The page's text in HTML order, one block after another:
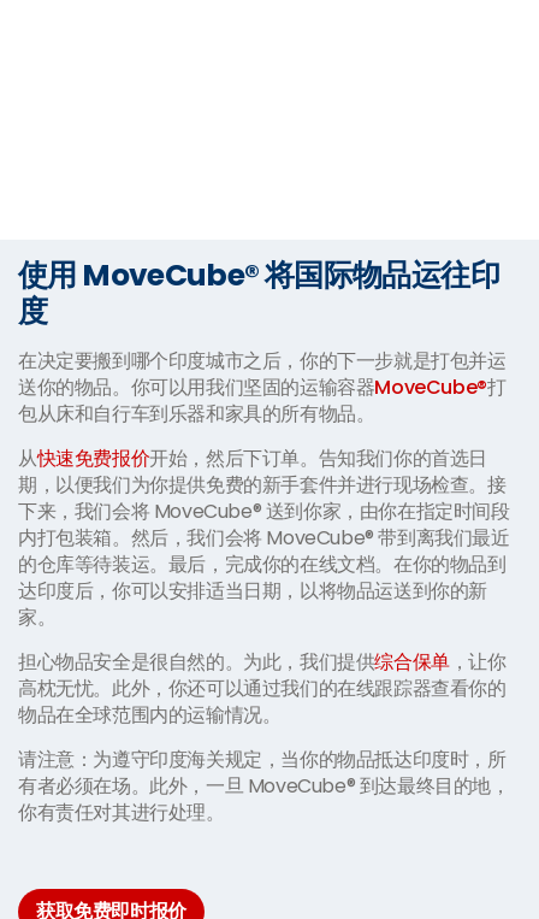
使用 MoveCube® 将国际物品运往印
度
在决定要搬到哪个印度城市之后，你的下一步就是打包并运
送你的物品。你可以用我们坚固的运输容器MoveCube®打
包从床和自行车到乐器和家具的所有物品。
从快速免费报价开始，然后下订单。告知我们你的首选日
期，以便我们为你提供免费的新手套件并进行现场检查。接
下来，我们会将 MoveCube® 送到你家，由你在指定时间段
内打包装箱。然后，我们会将 MoveCube® 带到离我们最近
的仓库等待装运。最后，完成你的在线文档。在你的物品到
达印度后，你可以安排适当日期，以将物品运送到你的新
家。
担心物品安全是很自然的。为此，我们提供综合保单，让你
高枕无忧。此外，你还可以通过我们的在线跟踪器查看你的
物品在全球范围内的运输情况。
请注意：为遵守印度海关规定，当你的物品抵达印度时，所
有者必须在场。此外，一旦 MoveCube® 到达最终目的地，
你有责任对其进行处理。
获取免费即时报价